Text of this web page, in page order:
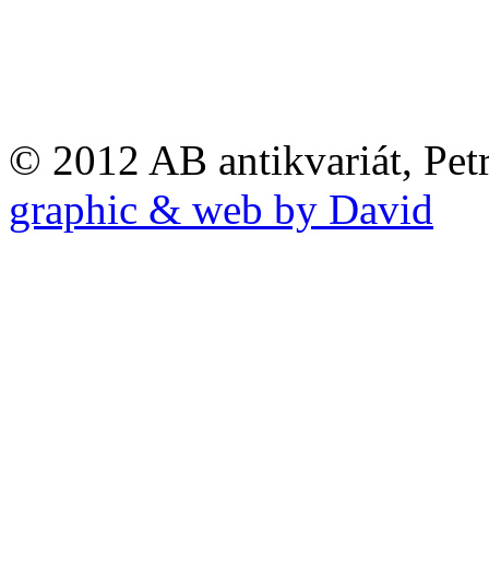
© 2012 AB antikvariát,
graphic & web by David